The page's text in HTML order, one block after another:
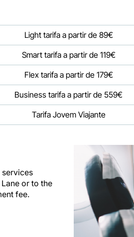
Light tarifa a partir de 89€
Smart tarifa a partir de 119€
Flex tarifa a partir de 179€
Business tarifa a partir de 559€
Tarifa Jovem Viajante
or to the
fee.